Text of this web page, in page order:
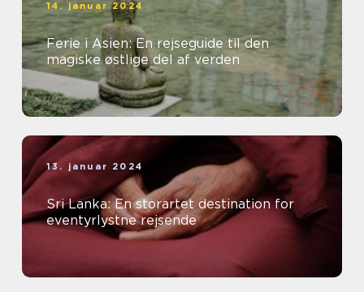
14. januar 2024
Ferie i Asien: En rejseguide til den
magiske østlige del af verden
13. januar 2024
Sri Lanka: En storartet destination for
eventyrlystne rejsende